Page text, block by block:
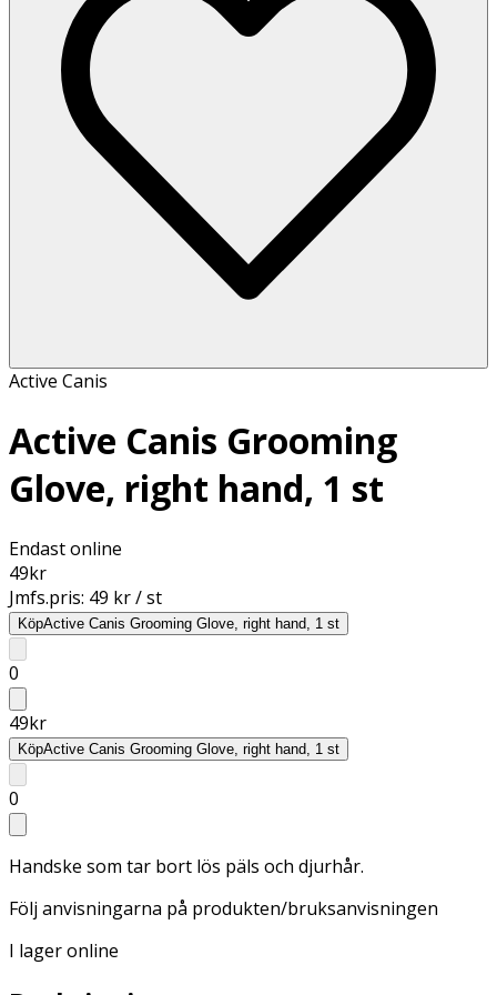
Active Canis
Active Canis Grooming
Glove, right hand, 1 st
Endast online
49kr
Jmfs.pris: 49 kr / st
KöpActive Canis Grooming Glove, right hand, 1 st
0
49kr
KöpActive Canis Grooming Glove, right hand, 1 st
0
Handske som tar bort lös päls och djurhår.
Följ anvisningarna på produkten/bruksanvisningen
I lager online